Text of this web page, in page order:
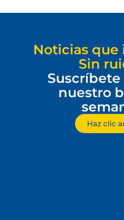
Noticias que
Sin
Suscríbete
nuestro
Haz clic